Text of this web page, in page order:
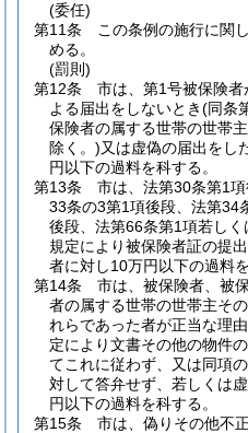
(委任)
第11条
この条例の施行に関
める。
(罰則)
第12条
市は、第1号被保険
よる届出をしないとき(同条
保険者の属する世帯の世帯
除く。)又は虚偽の届出をし
円以下の過料を科する。
第13条
市は、法第30条第1
33条の3第1項後段、法第34
後段、法第66条第1項若し
規定により被保険者証の提
者に対し10万円以下の過料を
第14条
市は、被保険者、被
者の属する世帯の世帯主そ
れらであった者が正当な理
定により文書その他の物件
てこれに従わず、又は同項
対して答弁せず、若しくは
円以下の過料を科する。
第15条
市は、偽りその他不